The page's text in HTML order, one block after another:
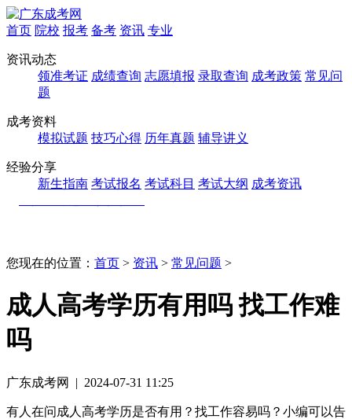
首页 院校 报考 备考 资讯 专业
资讯动态
领准考证 成绩查询 志愿填报 录取查询 成考政策 常见问
题
成考资料
模拟试题 技巧心得 历年真题 辅导讲义
经验分享
新生指南 考试报名 考试科目 考试大纲 成考资讯
您现在的位置： 首页 > 资讯 > 常见问题 >
成人高考学历有用吗 找工作难
吗
广东成考网 | 2024-07-31 11:25
有人在问成人高考学历是否有用？找工作容易吗？小编可以告